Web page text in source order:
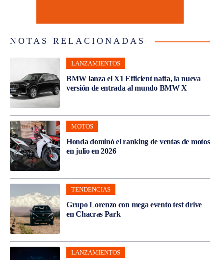
NOTAS RELACIONADAS
LANZAMIENTOS
BMW lanza el X1 Efficient nafta, la nueva
versión de entrada al mundo BMW X
MOTOS
Honda dominó el ranking de ventas de motos
en julio en 2026
TENDENCIAS
Grupo Lorenzo con mega evento test drive
en Chacras Park
LANZAMIENTOS